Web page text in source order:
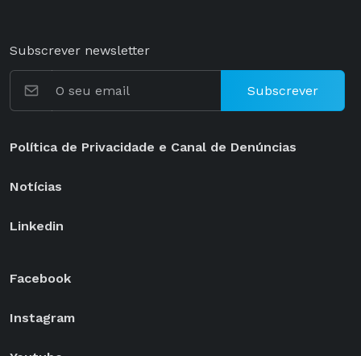
Subscrever newsletter
Subscrever
Política de Privacidade e Canal de Denúncias
Notícias
Linkedin
Facebook
Instagram